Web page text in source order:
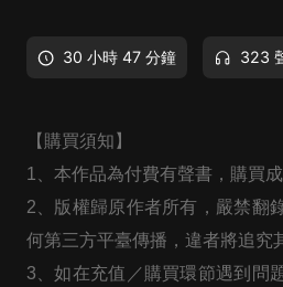
30 小時 47 分鐘 323
【購買須知】
1、本作品為付費有聲書，購買
2、版權歸原作者所有，嚴禁翻
何第三方平臺傳播，違者將追究
3、如在充值／購買環節遇到問